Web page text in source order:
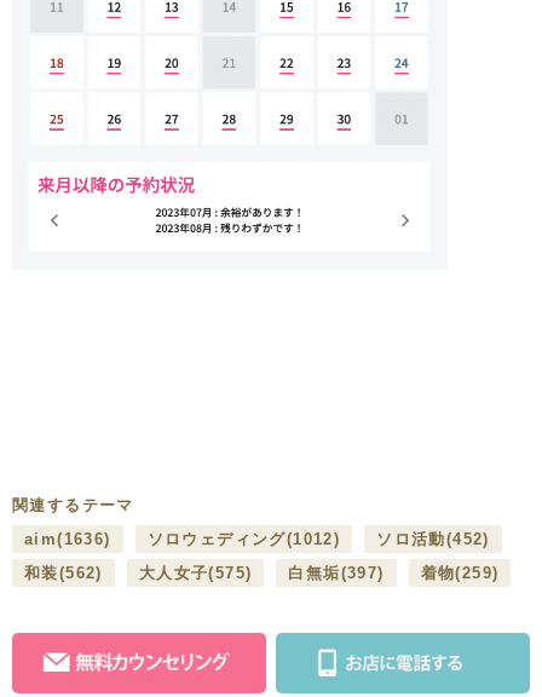
関連するテーマ
aim(1636) ソロウェディング(1012) ソロ活動(452)
和装(562) 大人女子(575) 白無垢(397) 着物(259)